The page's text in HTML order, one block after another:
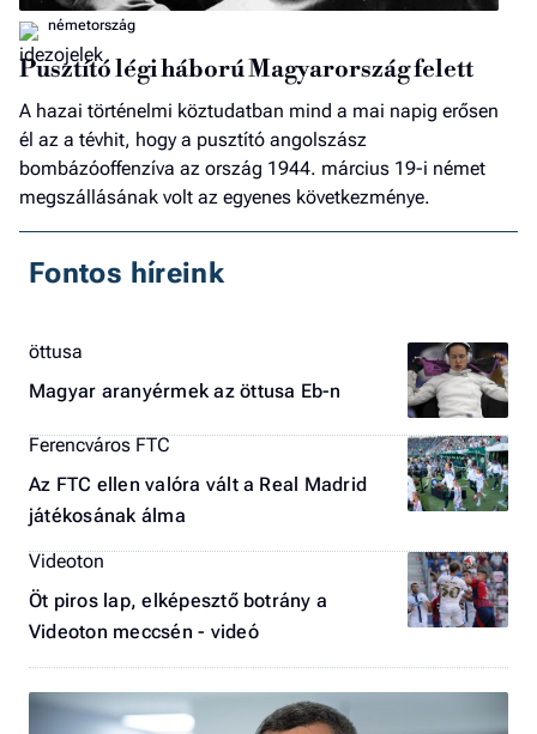
németország
Pusztító légi háború Magyarország felett
A hazai történelmi köztudatban mind a mai napig erősen
él az a tévhit, hogy a pusztító angolszász
bombázóoffenzíva az ország 1944. március 19-i német
megszállásának volt az egyenes következménye.
Fontos híreink
öttusa
Magyar aranyérmek az öttusa Eb-n
Ferencváros FTC
Az FTC ellen valóra vált a Real Madrid
játékosának álma
Videoton
Öt piros lap, elképesztő botrány a
Videoton meccsén - videó